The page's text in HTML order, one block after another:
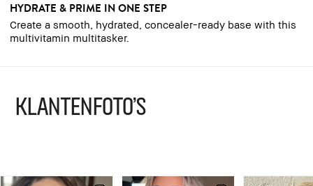
HYDRATE & PRIME IN ONE STEP
Create a smooth, hydrated, concealer-ready base with this
multivitamin multitasker.
KLANTENFOTO'S